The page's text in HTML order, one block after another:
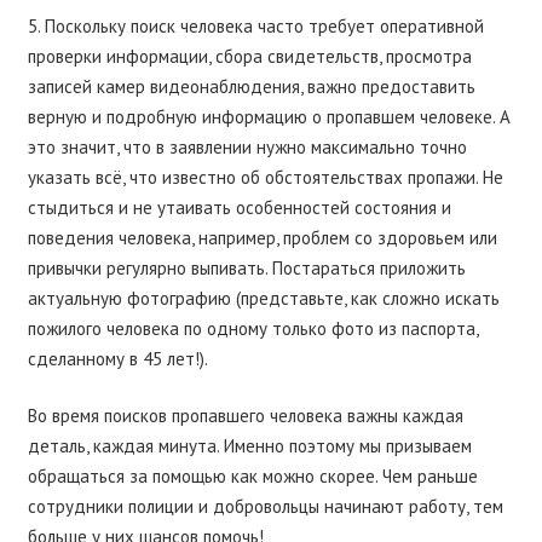
5. Поскольку поиск человека часто требует оперативной
проверки информации, сбора свидетельств, просмотра
записей камер видеонаблюдения, важно предоставить
верную и подробную информацию о пропавшем человеке. А
это значит, что в заявлении нужно максимально точно
указать всё, что известно об обстоятельствах пропажи. Не
стыдиться и не утаивать особенностей состояния и
поведения человека, например, проблем со здоровьем или
привычки регулярно выпивать. Постараться приложить
актуальную фотографию (представьте, как сложно искать
пожилого человека по одному только фото из паспорта,
сделанному в 45 лет!).
Во время поисков пропавшего человека важны каждая
деталь, каждая минута. Именно поэтому мы призываем
обращаться за помощью как можно скорее. Чем раньше
сотрудники полиции и добровольцы начинают работу, тем
больше у них шансов помочь!